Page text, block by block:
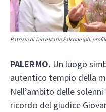
Patrizia di Dio e Maria Falcone (ph:
PALERMO. Un luogo
autentico tempio della
Nell’ambito delle
ricordo del giudice